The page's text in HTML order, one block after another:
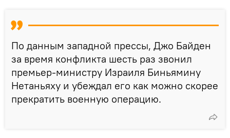
По данным западной прессы, Джо Байден
за время конфликта шесть раз звонил
премьер-министру Израиля Биньямину
Нетаньяху и убеждал его как можно скорее
прекратить военную операцию.